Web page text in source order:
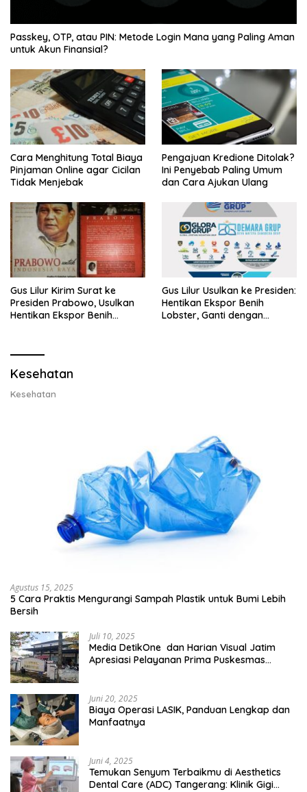
Passkey, OTP, atau PIN: Metode Login Mana yang Paling Aman
untuk Akun Finansial?
Cara Menghitung Total Biaya
Pinjaman Online agar Cicilan
Tidak Menjebak
Pengajuan Kredione Ditolak?
Ini Penyebab Paling Umum
dan Cara Ajukan Ulang
Gus Lilur Kirim Surat ke
Presiden Prabowo, Usulkan
Hentikan Ekspor Benih
Gus Lilur Usulkan ke Presiden:
Hentikan Ekspor Benih
Lobster, Ganti dengan
Kesehatan
Kesehatan
Agustus 15, 2025
5 Cara Praktis Mengurangi Sampah Plastik untuk Bumi Lebih
Bersih
Juli 10, 2025
Media DetikOne dan Harian Visual Jatim
Apresiasi Pelayanan Prima Puskesmas
Juni 20, 2025
Biaya Operasi LASIK, Panduan Lengkap dan
Manfaatnya
Juni 4, 2025
Temukan Senyum Terbaikmu di Aesthetics
Dental Care (ADC) Tangerang: Klinik Gigi